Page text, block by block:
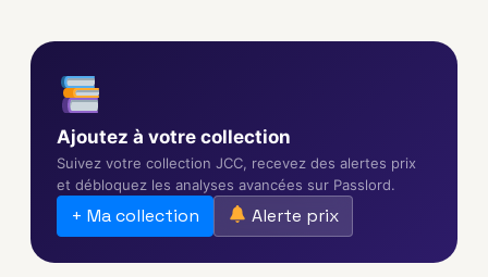
Ajoutez à votre collection
Suivez votre collection JCC, recevez des alertes prix
et débloquez les analyses avancées sur Passlord.
+ Ma collection Alerte prix